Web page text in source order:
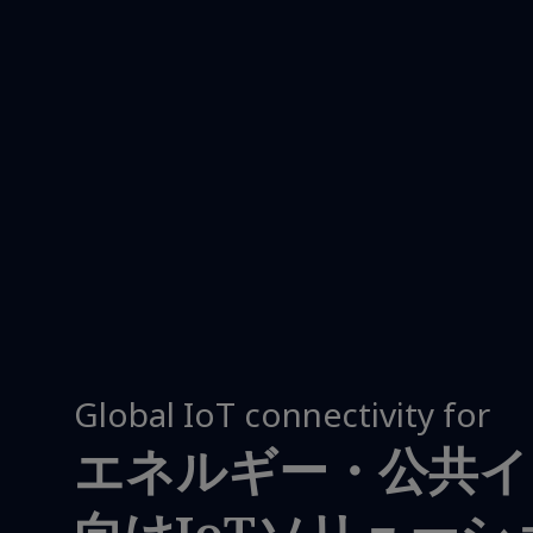
Global IoT connectivity for
エネルギー・公共